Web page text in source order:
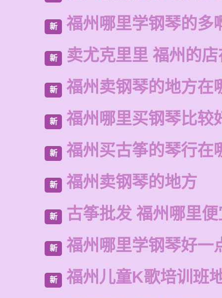
新 福州哪里学钢琴的多
新 卖尤克里里 福州的
新 福州卖钢琴的地方在
新 福州哪里买钢琴比较
新 福州买古筝的琴行在
新 福州卖钢琴的地方
新 古筝批发 福州哪里
新 福州哪里学钢琴好一
新 福州儿童K歌培训班